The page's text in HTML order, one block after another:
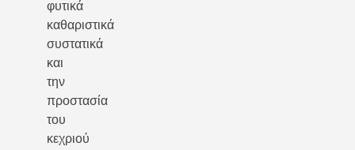
φυτικά
καθαριστικά
συστατικά
και
την
προστασία
του
κεχριού